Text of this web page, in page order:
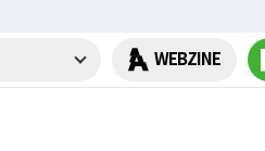
WEBZINE